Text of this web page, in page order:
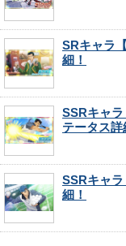
SRキャラ
細！
SSRキャ
テータス詳
SSRキャ
細！